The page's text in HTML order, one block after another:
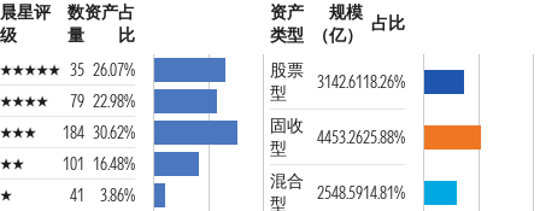
晨星评
级
数
量
资产占
比
35 26.07%
79 22.98%
184 30.62%
101 16.48%
41
3.86%
资产
类型
规模
（亿）
占比
股票
型
3142.6118.26%
固收
型
4453.2625.88%
混合
型
2548.5914.81%